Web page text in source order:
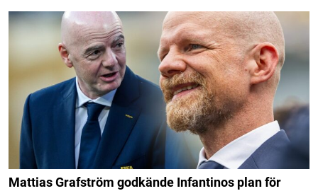
Mattias Grafström godkände Infantinos plan för